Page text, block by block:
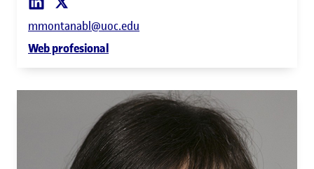
mmontanabl@uoc.edu
Web profesional